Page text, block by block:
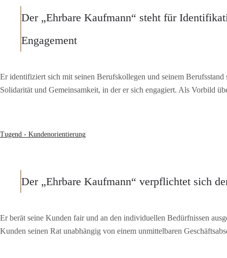
Der „Ehrbare Kaufmann“ steht für
Engagement
Er identifiziert sich mit seinen Berufskollegen und seinem
Solidarität und Gemeinsamkeit, in der er sich engagiert. Als Vorbild
Tugend - Kundenorientierung
Der „Ehrbare Kaufmann“ verpflichtet sich
Er berät seine Kunden fair und an den individuellen Bedürfnissen
Kunden seinen Rat unabhängig von einem unmittelbaren